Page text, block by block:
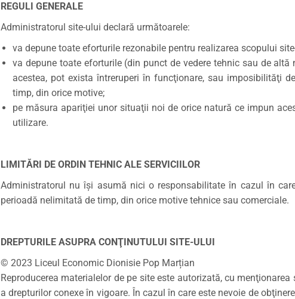
REGULI GENERALE
Administratorul site-ului declară următoarele:
va depune toate eforturile rezonabile pentru realizarea scopului
va depune toate eforturile (din punct de vedere tehnic sau de
acestea, pot exista întreruperi în funcţionare, sau imposibilităţi
timp, din orice motive;
pe măsura apariţiei unor situaţii noi de orice natură ce impun
utilizare.
LIMITĂRI DE ORDIN TEHNIC ALE SERVICIILOR
Administratorul nu îşi asumă nici o responsabilitate în cazul în
perioadă nelimitată de timp, din orice motive tehnice sau comerciale.
DREPTURILE ASUPRA CONŢINUTULUI SITE-ULUI
© 2023 Liceul Economic Dionisie Pop Marțian
Reproducerea materialelor de pe site este autorizată, cu
a drepturilor conexe în vigoare. În cazul în care este nevoie de